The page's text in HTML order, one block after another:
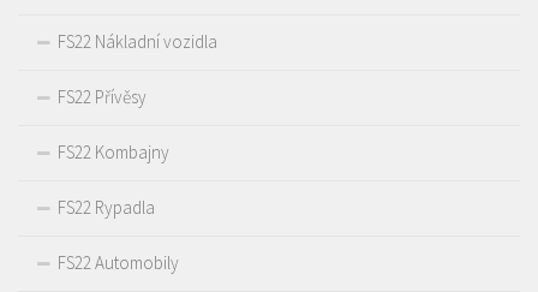
FS22 Nákladní vozidla
FS22 Přívěsy
FS22 Kombajny
FS22 Rypadla
FS22 Automobily